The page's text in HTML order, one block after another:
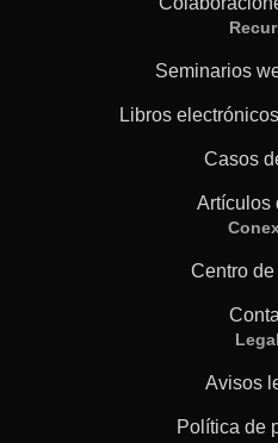
Seminarios
Libros
Casos
Artículos
Centro
Avisos
Política de